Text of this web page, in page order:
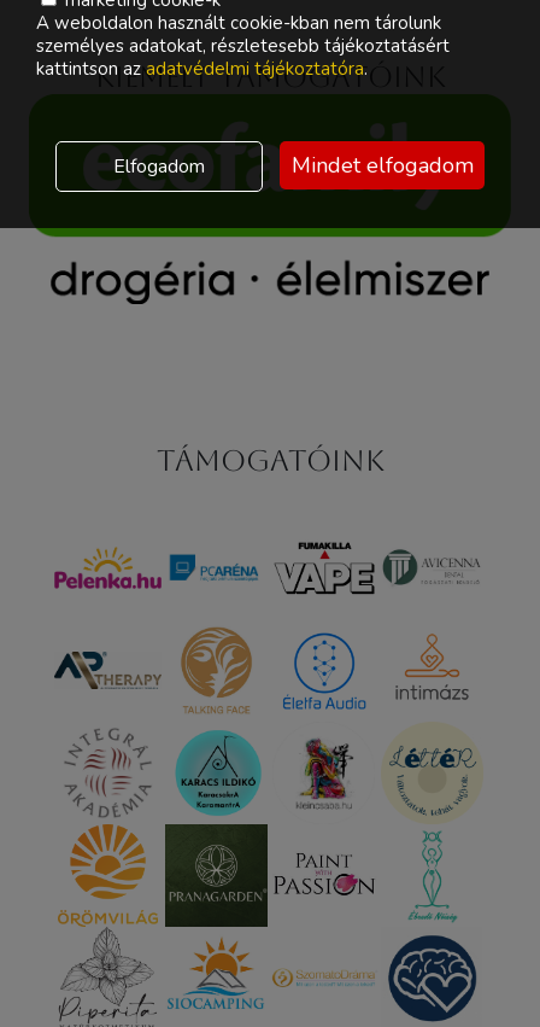
Kiemelt támogatóink
Támogatóink
A weboldalon használt cookie-kban nem tárolunk
személyes adatokat, részletesebb tájékoztatásért
kattintson az adatvédelmi tájékoztatóra.
Elfogadom Mindet elfogadom